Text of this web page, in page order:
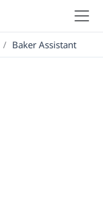
/ Baker Assistant